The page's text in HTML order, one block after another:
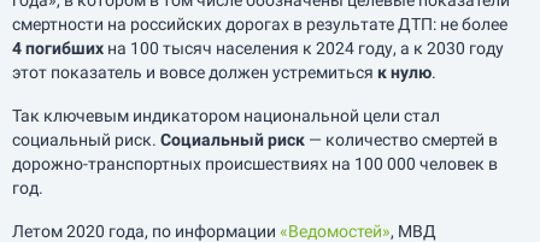
смертности на российских дорогах в результате ДТП: не более
4 погибших на 100 тысяч населения к 2024 году, а к 2030 году
этот показатель и вовсе должен устремиться к нулю.
Так ключевым индикатором национальной цели стал
социальный риск. Социальный риск — количество смертей в
дорожно-транспортных происшествиях на 100 000 человек в
год.
Летом 2020 года, по информации «Ведомостей», МВД